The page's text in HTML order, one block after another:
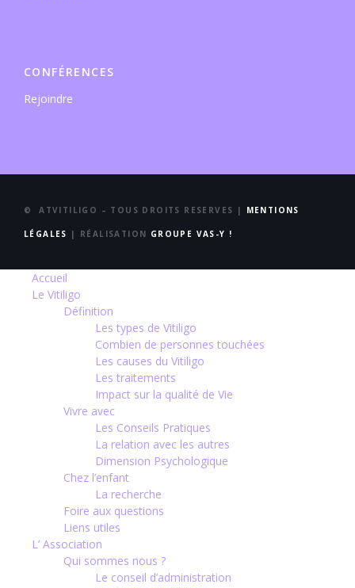
CONFÉRENCES
Rejoindre
© ATVITILIGO – TOUS DROITS RESERVES | MENTIONS
LÉGALES | RÉALISATION GROUPE VAS-Y !
Accueil
Le Vitiligo
Définition
Les types de Vitiligo
Combien de personnes touchées
Les causes du Vitiligo
Les traitements
Impact sur la qualité de Vie
Vivre avec
Les Conseils Pratiques
La relation avec les autres
Dimension Psychologique
Chez l’enfant
La recherche
Foire aux questions
Liens utiles
L’ Association
Qui sommes nous ?
Le conseil d’administration